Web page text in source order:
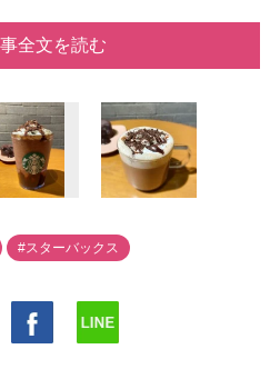
全文を読む
#スターバックス